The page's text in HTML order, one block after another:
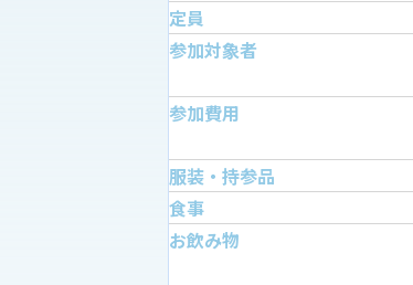
定員
参加対象者
参加費用
服装・持参品
食事
お飲み物